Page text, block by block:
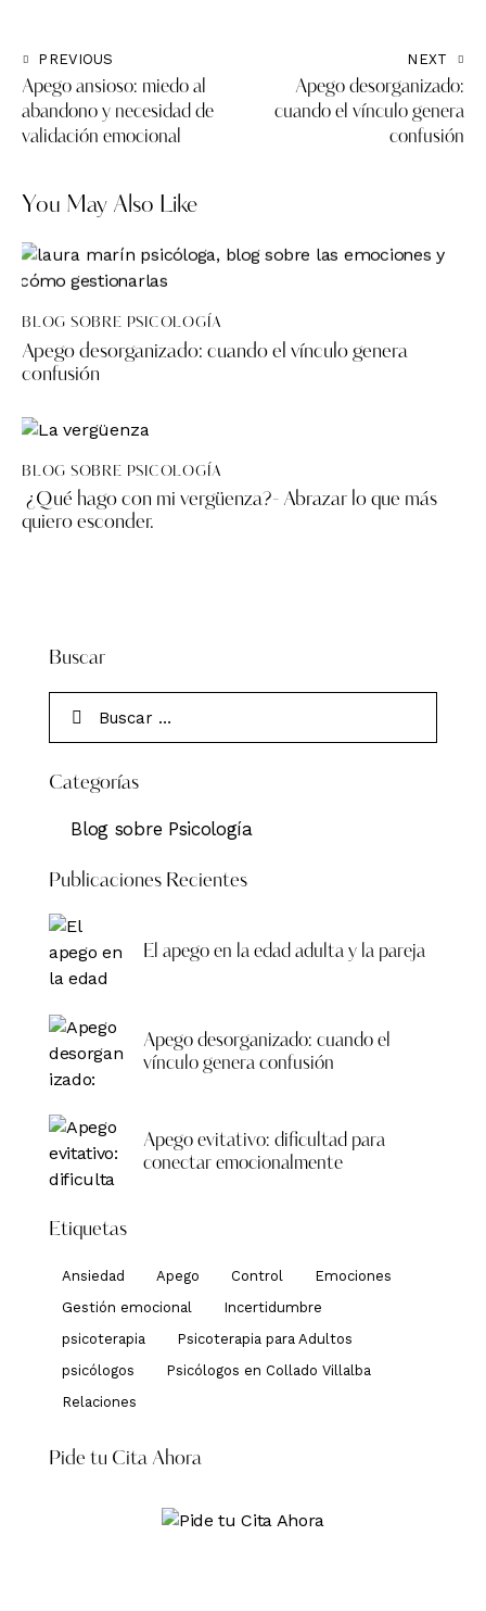
PREVIOUS
Apego ansioso: miedo al
abandono y necesidad de
validación emocional
NEXT
Apego desorganizado:
cuando el vínculo genera
confusión
You May Also Like
BLOG SOBRE PSICOLOGÍA
Apego desorganizado: cuando el vínculo genera
confusión
BLOG SOBRE PSICOLOGÍA
¿Qué hago con mi vergüenza?- Abrazar lo que más
quiero esconder.
Buscar
Categorías
Blog sobre Psicología
Publicaciones Recientes
El apego en la edad adulta y la pareja
Apego desorganizado: cuando el
vínculo genera confusión
Apego evitativo: dificultad para
conectar emocionalmente
Etiquetas
Ansiedad Apego Control
Emociones
Gestión emocional
Incertidumbre
psicoterapia
Psicoterapia para Adultos
psicólogos
Psicólogos en Collado Villalba
Relaciones
Pide tu Cita Ahora